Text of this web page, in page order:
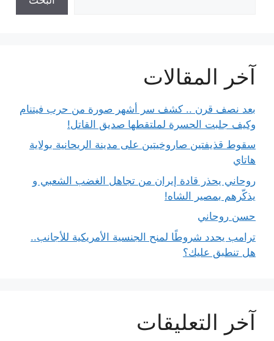
آخر المقالات
بعد نصف قرن .. كشف سر أشهر صورة من حرب فيتنام
وكيف جلبت الحسرة لملتقطها صديق القاتل!
سقوط قذيفتين صاروخيتين على مدينة الريحانية بولاية
هاتاي
روحاني يحذر قادة إيران من تجاهل الغضب الشعبي و
يذكّرهم بمصير الشاه!
حسن روحاني
ترامب يحدد شروطًا لمنح الجنسية الأمريكية للأجانب..
هل تنطبق عليك؟
آخر التعليقات